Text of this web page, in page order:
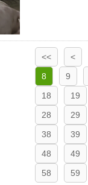
<<
<
8
9
18
19
28
29
38
39
48
49
58
59